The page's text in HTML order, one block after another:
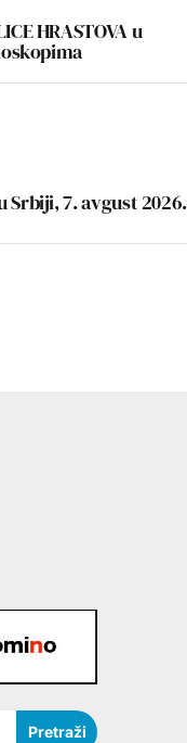
HRASTOVA u
Srbiji, 7. avgust 2026.
Pretraži